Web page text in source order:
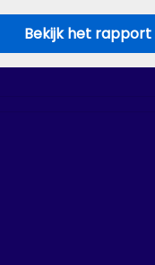
Bekijk het rapport